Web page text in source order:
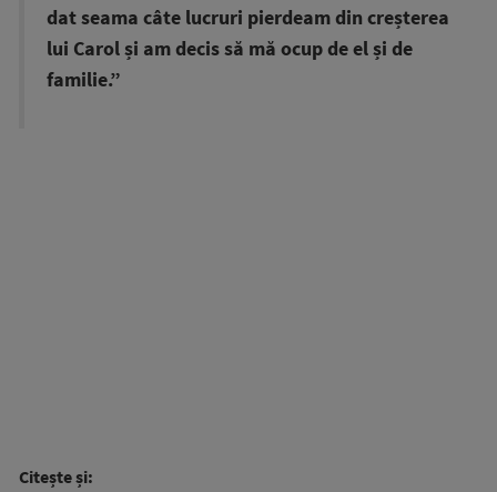
dat seama câte lucruri pierdeam din creșterea
lui Carol și am decis să mă ocup de el și de
familie.”
Citește și: